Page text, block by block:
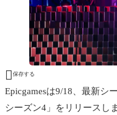
 保存する
Epicgamesは9/18、最新シ
シーズン4」をリリースし